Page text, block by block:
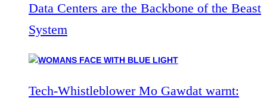
Data Centers are the Backbone of the Beast
System
Tech-Whistleblower Mo Gawdat warnt: